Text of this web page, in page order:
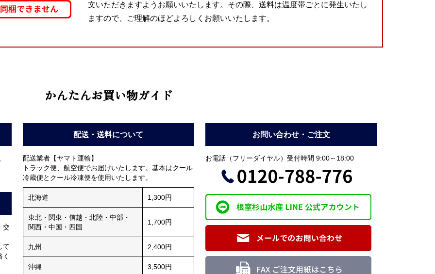
文いただきますようお願いいたします。その際、送料は温度帯ごとに発生いたし
ますので、ご理解のほどよろしくお願いいたします。
かんたんお買い物ガイド
交
て
配送・送料について
配送業者【ヤマト運輸】
トラック便、航空便でお届けいたします。基本はクール
冷蔵便とクール冷凍便を使用いたします。
北海道 1,300円
東北・関東・信越・北陸・中部・
関西・中国・四国
1,700円
九州 2,400円
沖縄 3,500円
お問い合わせ・ご注文
お電話（フリーダイヤル）受付時間 9:00～18:00